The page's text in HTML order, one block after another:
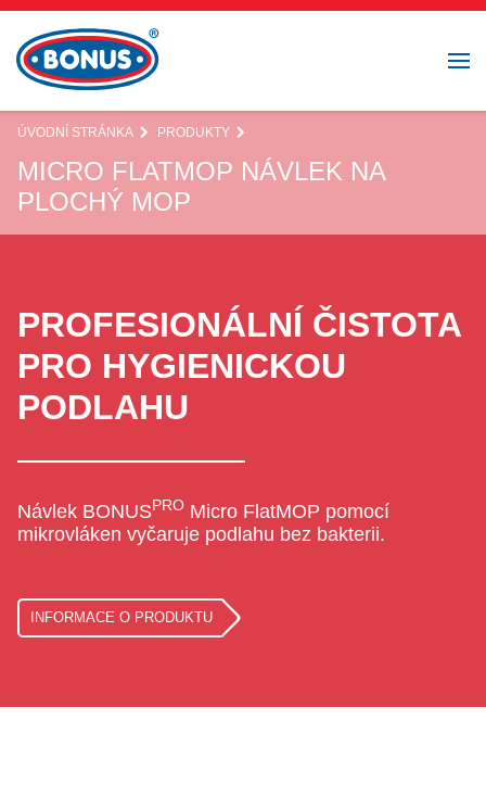
ÚVODNÍ STRÁNKA PRODUKTY
MICRO FLATMOP NÁVLEK NA
PLOCHÝ MOP
PROFESIONÁLNÍ ČISTOTA
PRO HYGIENICKOU
PODLAHU
Návlek BONUSPRO Micro FlatMOP pomocí
mikrovláken vyčaruje podlahu bez bakterii.
INFORMACE O PRODUKTU